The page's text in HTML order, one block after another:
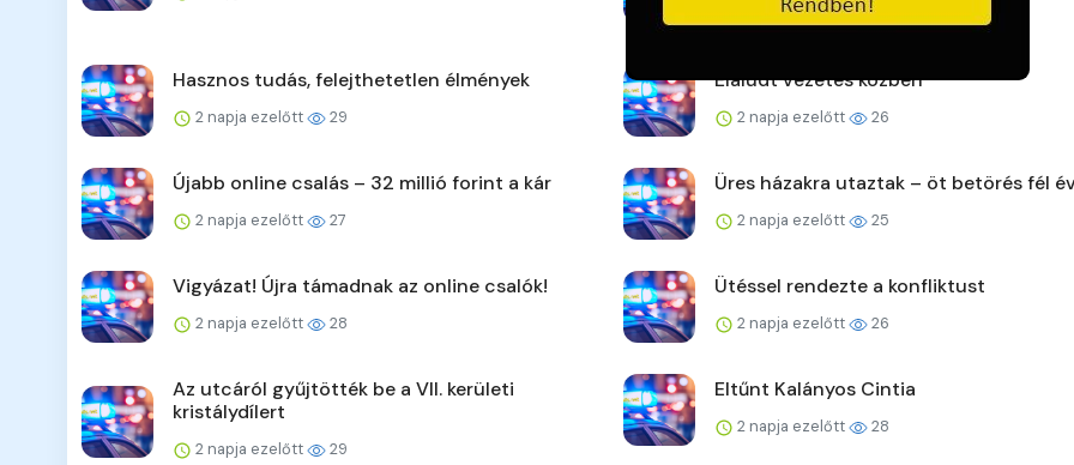
2 napja ezelőtt 31
Hasznos tudás, felejthetetlen élmények
2 napja ezelőtt 29
Elaludt vezetés közben
2 napja ezelőtt 26
Újabb online csalás – 32 millió forint a kár
2 napja ezelőtt 27
Üres házakra utaztak – öt betörés fél
2 napja ezelőtt 25
Vigyázat! Újra támadnak az online csalók!
2 napja ezelőtt 28
Ütéssel rendezte a konfliktust
2 napja ezelőtt 26
Az utcáról gyűjtötték be a VII. kerületi
kristálydílert
2 napja ezelőtt 29
Eltűnt Kalányos Cintia
2 napja ezelőtt 28